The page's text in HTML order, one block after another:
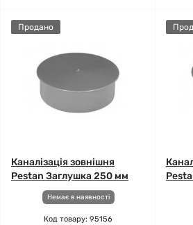
Продано
Каналізація зовнішня
Pestan Заглушка 250 мм
Немає в наявності
Код товару: 95156